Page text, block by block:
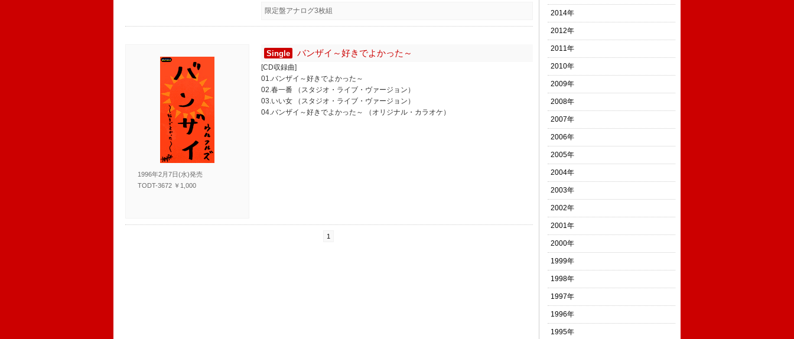
限定盤アナログ3枚組
1996年2月7日(水)発売
TODT-3672 ￥1,000
Single バンザイ～好きでよかった～
[CD収録曲]
01.バンザイ～好きでよかった～
02.春一番 （スタジオ・ライブ・ヴァージョン）
03.いい女 （スタジオ・ライブ・ヴァージョン）
04.バンザイ～好きでよかった～ （オリジナル・カラオケ）
1
2014年
2012年
2011年
2010年
2009年
2008年
2007年
2006年
2005年
2004年
2003年
2002年
2001年
2000年
1999年
1998年
1997年
1996年
1995年